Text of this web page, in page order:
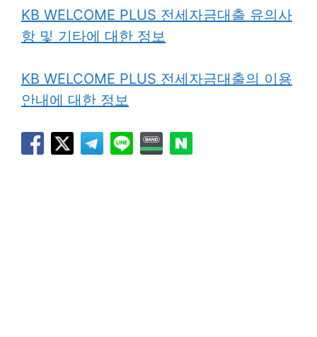
KB WELCOME PLUS 전세자금대출 유의사
항 및 기타에 대한 정보
KB WELCOME PLUS 전세자금대출의 이용
안내에 대한 정보